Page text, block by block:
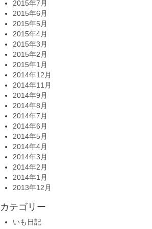
2015年7月
2015年6月
2015年5月
2015年4月
2015年3月
2015年2月
2015年1月
2014年12月
2014年11月
2014年9月
2014年8月
2014年7月
2014年6月
2014年5月
2014年4月
2014年3月
2014年2月
2014年1月
2013年12月
カテゴリー
いも日記